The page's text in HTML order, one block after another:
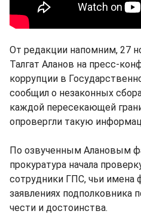
От редакции напомним, 27
Талгат Аланов на пресс-
коррупции в
сообщил о незаконных
каждой пересекающей
опровергли такую
По озвученным Алановым
прокуратура начала
сотрудники ГПС, чьи имена
заявлениях подполковника
чести и достоинства.